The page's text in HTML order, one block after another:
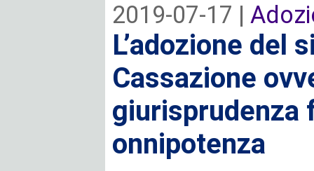
2019-07-17 |
L’adozione del
Cassazione
giurisprudenza
onnipotenza